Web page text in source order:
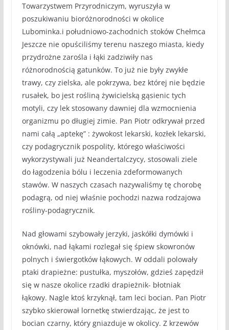
Towarzystwem Przyrodniczym, wyruszyła w
poszukiwaniu bioróżnorodności w okolice
Lubominka.i południowo-zachodnich stoków Chełmca
Jeszcze nie opuściliśmy terenu naszego miasta, kiedy
przydrożne zarośla i łąki zadziwiły nas
różnorodnością gatunków. To już nie były zwykłe
trawy, czy zielska, ale pokrzywa, bez której nie będzie
rusałek, bo jest rośliną żywicielską gąsienic tych
motyli, czy lek stosowany dawniej dla wzmocnienia
organizmu po długiej zimie. Pan Piotr odkrywał przed
nami całą „aptekę” : żywokost lekarski, kozłek lekarski,
czy podagrycznik pospolity, którego właściwości
wykorzystywali już Neandertalczycy, stosowali ziele
do łagodzenia bólu i leczenia zdeformowanych
stawów. W naszych czasach nazywaliśmy tę chorobę
podagrą, od niej właśnie pochodzi nazwa rodzajowa
rośliny-podagrycznik.
Nad głowami szybowały jerzyki, jaskółki dymówki i
oknówki, nad łąkami rozlegał się śpiew skowronów
polnych i świergotków łąkowych. W oddali polowały
ptaki drapieżne: pustułka, myszołów, gdzieś zapędził
się w nasze okolice rzadki drapieżnik- błotniak
łąkowy. Nagle ktoś krzyknął, tam leci bocian. Pan Piotr
szybko skierował lornetkę stwierdzając, że jest to
bocian czarny, który gniazduje w okolicy. Z krzewów